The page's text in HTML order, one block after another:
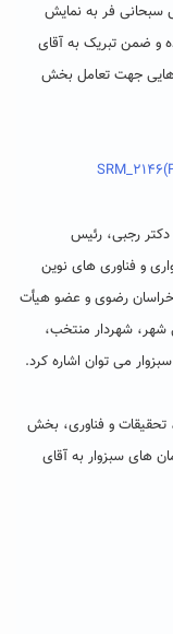
فر به نمایش
و ضمن تبریک به آقای
جهت تعامل بخش
دکتر رجبی، رئیس
و فناوری های نوین
خراسان رضوی و عضو هیأت
شهر، شهردار منتخب،
می توان اشاره کرد.
تحقیقات و فناوری، بخش
های سبزوار به آقای